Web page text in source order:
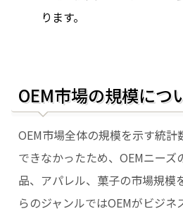
ります。
OEM市場の規模につ
OEM市場全体の規模を示す統
できなかったため、OEMニー
品、アパレル、菓子の市場規模
らのジャンルではOEMがビジネ